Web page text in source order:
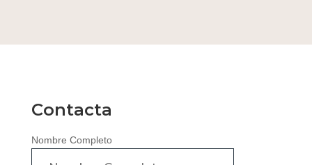
Contacta
Nombre Completo